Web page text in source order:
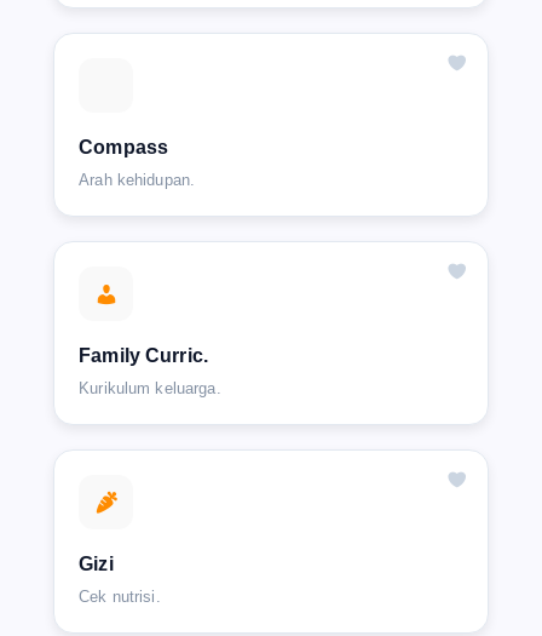
Compass
Arah kehidupan.
Family Curric.
Kurikulum keluarga.
Gizi
Cek nutrisi.